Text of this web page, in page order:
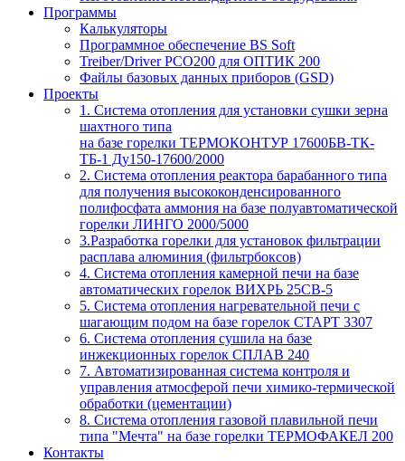
Программы
Калькуляторы
Программное обеспечение BS Soft
Treiber/Driver PCO200 для ОПТИК 200
Файлы базовых данных приборов (GSD)
Проекты
1. Система отопления для установки сушки зерна
шахтного типа
на базе горелки ТЕРМОКОНТУР 17600БВ-ТК-
ТБ-1 Ду150-17600/2000
2. Система отопления реактора барабанного типа
для получения высококонденсированного
полифосфата аммония на базе полуавтоматической
горелки ЛИНГО 2000/5000
3.Разработка горелки для установок фильтрации
расплава алюминия (фильтрбоксов)
4. Система отопления камерной печи на базе
автоматических горелок ВИХРЬ 25СВ-5
5. Система отопления нагревательной печи с
шагающим подом на базе горелок СТАРТ 3307
6. Система отопления сушила на базе
инжекционных горелок СПЛАВ 240
7. Автоматизированная система контроля и
управления атмосферой печи химико-термической
обработки (цементации)
8. Система отопления газовой плавильной печи
типа "Мечта" на базе горелки ТЕРМОФАКЕЛ 200
Контакты